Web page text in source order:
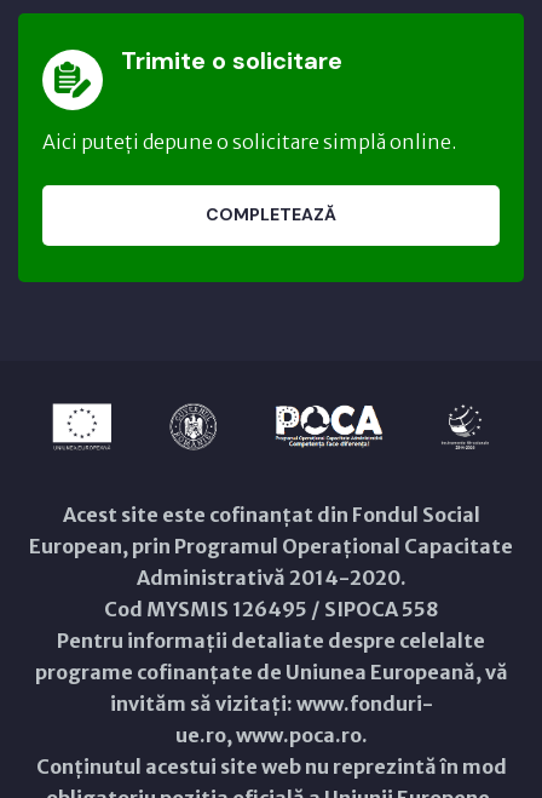
Trimite o solicitare
Aici puteți depune o solicitare simplă online.
COMPLETEAZĂ
Acest site este cofinanțat din Fondul Social
European, prin Programul Operațional Capacitate
Administrativă 2014-2020.
Cod MYSMIS 126495 / SIPOCA 558
Pentru informații detaliate despre celelalte
programe cofinanțate de Uniunea Europeană, vă
invităm să vizitați: www.fonduri-
ue.ro,www.poca.ro.
Conținutul acestui site web nu reprezintă în mod